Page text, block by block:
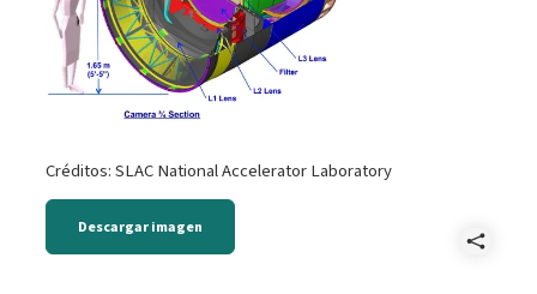
Créditos: SLAC National Accelerator Laboratory
Descargar imagen